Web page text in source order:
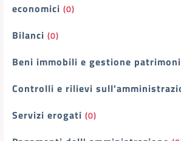
economici (0)
Bilanci (0)
Beni immobili e gestione
Controlli e rilievi
Servizi erogati (0)